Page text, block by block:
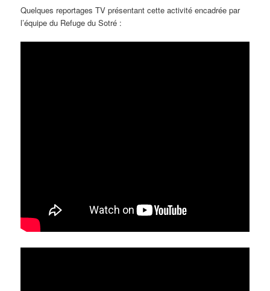
Quelques reportages TV présentant cette activité encadrée par
l’équipe du Refuge du Sotré :